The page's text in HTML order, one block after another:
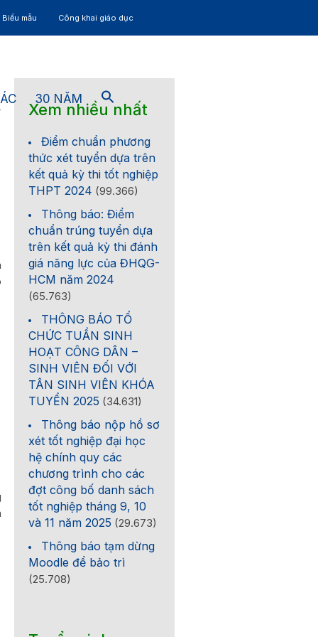
mẫu Công khai giáo dục
30 NĂM
Xem nhiều nhất
Điểm chuẩn phương
thức xét tuyển dựa trên
kết quả kỳ thi tốt nghiệp
THPT 2024 (99.366)
Thông báo: Điểm
chuẩn trúng tuyển dựa
trên kết quả kỳ thi đánh
giá năng lực của ĐHQG-
HCM năm 2024
(65.763)
THÔNG BÁO TỔ
CHỨC TUẦN SINH
HOẠT CÔNG DÂN –
SINH VIÊN ĐỐI VỚI
TÂN SINH VIÊN KHÓA
TUYỂN 2025 (34.631)
Thông báo nộp hồ sơ
xét tốt nghiệp đại học
hệ chính quy các
chương trình cho các
đợt công bố danh sách
tốt nghiệp tháng 9, 10
và 11 năm 2025 (29.673)
Thông báo tạm dừng
Moodle để bảo trì
(25.708)